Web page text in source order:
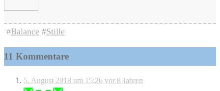
#Balance #Stille
11 Kommentare
5. August 2018 um 15:26 vor 8 Jahren